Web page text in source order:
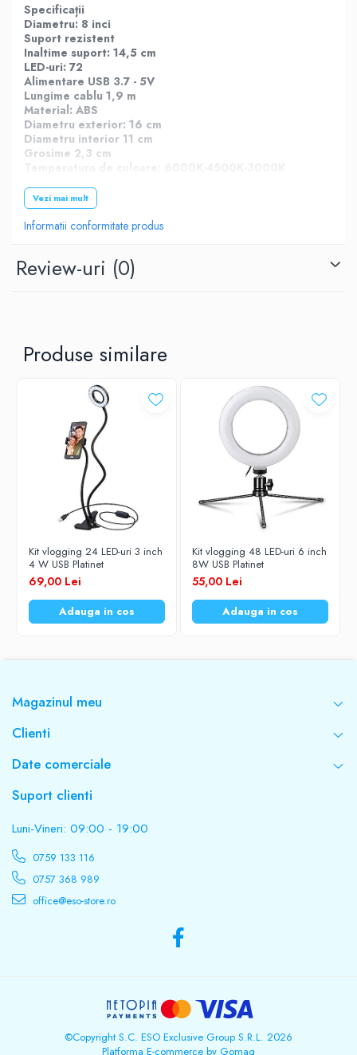
Specificații
Diametru: 8 inci
Suport rezistent
Inaltime suport: 14,5 cm
LED-uri: 72
Alimentare USB 3.7 - 5V
Lungime cablu 1,9 m
Material: ABS
Diametru exterior: 16 cm
Diametru interior 11 cm
Grosime 2,3 cm
Flux luminos: 800 LM
Greutate 132 g
Control: telecomandă pe cablu (pornire, oprire,
Vezi mai mult
Informatii conformitate produs
Review-uri (0)
Produse similare
Kit vlogging 24 LED-uri 3 inch
4 W USB Platinet
69,00 Lei
Adauga in cos
Kit vlogging 48 LED-uri 6 inch
8W USB Platinet
55,00 Lei
Adauga in cos
Magazinul meu
Clienti
Date comerciale
Suport clienti
Luni-Vineri: 09:00 - 19:00
0759 133 116
0757 368 989
office@eso-store.ro
©Copyright S.C. ESO Exclusive Group S.R.L. 2026
Platforma E-commerce by Gomag